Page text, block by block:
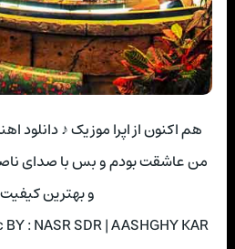
هم اکنون از اپرا موزیک ♪ دانلود
من عاشقت بودم و بس با صدای
و بهترین
: NASR SDR | AASHGHY KAR